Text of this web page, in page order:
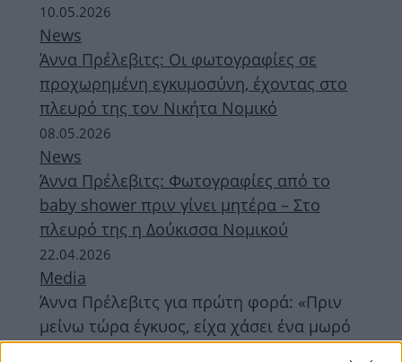
10.05.2026
News
Άννα Πρέλεβιτς: Οι φωτογραφίες σε
προχωρημένη εγκυμοσύνη, έχοντας στο
πλευρό της τον Νικήτα Νομικό
08.05.2026
News
Άννα Πρέλεβιτς: Φωτογραφίες από το
baby shower πριν γίνει μητέρα – Στο
πλευρό της η Δούκισσα Νομικού
22.04.2026
Media
Άννα Πρέλεβιτς για πρώτη φορά: «Πριν
μείνω τώρα έγκυος, είχα χάσει ένα μωρό
– Ήταν η χειρότερη στιγμή της ζωής μου»